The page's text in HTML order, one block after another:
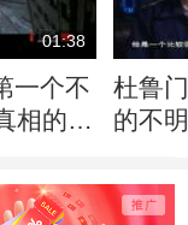
01:38
一个不
相的总
杜鲁
的不